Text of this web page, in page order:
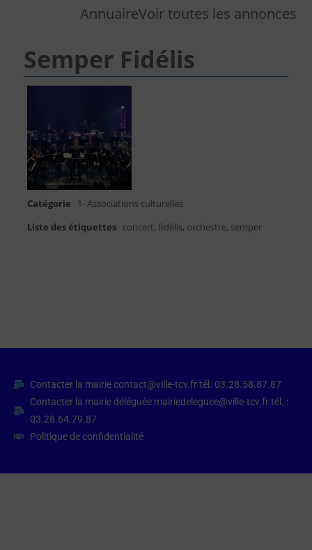
AnnuaireVoir toutes les annonces
Semper Fidélis
Catégorie
1- Associations culturelles
Liste des étiquettes concert, fidélis, orchestre, semper
Contacter la mairie contact@ville-tcv.fr tél. 03.28.58.87.87
Contacter la mairie déléguée mairiedeleguee@ville-tcv.fr tél. :
03.28.64.79.87
Politique de confidentialité